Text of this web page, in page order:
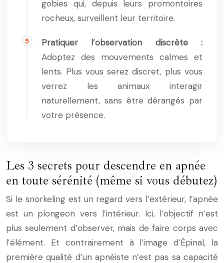
gobies qui, depuis leurs promontoires
rocheux, surveillent leur territoire.
Pratiquer l’observation discrète :
Adoptez des mouvements calmes et
lents. Plus vous serez discret, plus vous
verrez les animaux interagir
naturellement, sans être dérangés par
votre présence.
Les 3 secrets pour descendre en apnée
en toute sérénité (même si vous débutez)
Si le snorkeling est un regard vers l’extérieur, l’apnée
est un plongeon vers l’intérieur. Ici, l’objectif n’est
plus seulement d’observer, mais de faire corps avec
l’élément. Et contrairement à l’image d’Épinal, la
première qualité d’un apnéiste n’est pas sa capacité